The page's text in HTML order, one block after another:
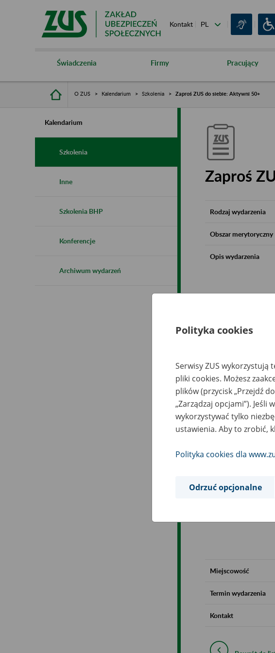
Kontakt
Świadczenia Firmy Pracujący
O ZUS Kalendarium Szkolenia Zaproś ZUS do siebie: Aktywni 50+
Kalendarium
Szkolenia
Inne
Szkolenia BHP
Konferencje
Archiwum wydarzeń
Zaproś
Rodzaj wydarzenia
Obszar merytoryczny
Opis wydarzenia
Miejscowość
Termin wydarzenia
Kontakt
Polityka cookies
Serwisy ZUS wykorzystują
pliki cookies. Możesz
plików (przycisk „Przejdź
„Zarządzaj opcjami”). Jeśli
wykorzystywać tylko
ustawienia. Aby to zrobić,
Polityka cookies dla
Odrzuć opcjonalne